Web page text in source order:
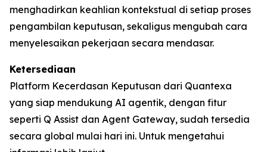
menghadirkan keahlian kontekstual di setiap proses
pengambilan keputusan, sekaligus mengubah cara
menyelesaikan pekerjaan secara mendasar.
Ketersediaan
Platform Kecerdasan Keputusan dari Quantexa
yang siap mendukung AI agentik, dengan fitur
seperti Q Assist dan Agent Gateway, sudah tersedia
secara global mulai hari ini. Untuk mengetahui